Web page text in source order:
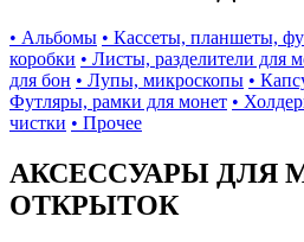
• Альбомы • Кассеты, планшеты,
коробки • Листы, разделители для
для бон • Лупы, микроскопы •
Футляры, рамки для монет •
чистки • Прочее
АКСЕССУАРЫ ДЛЯ
ОТКРЫТОК